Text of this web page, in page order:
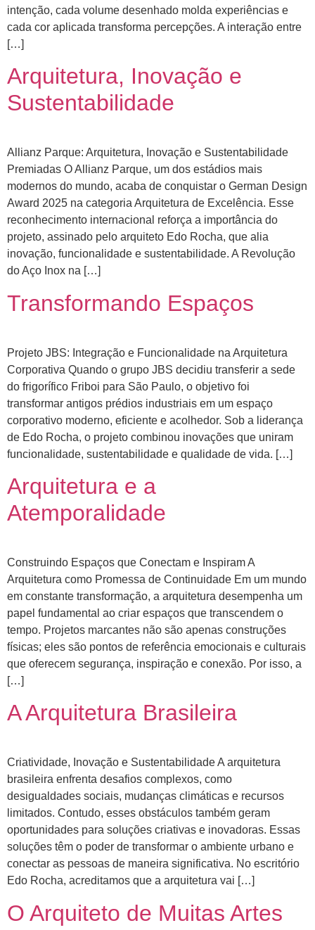
intenção, cada volume desenhado molda experiências e
cada cor aplicada transforma percepções. A interação entre
[…]
Arquitetura, Inovação e
Sustentabilidade
Allianz Parque: Arquitetura, Inovação e Sustentabilidade
Premiadas O Allianz Parque, um dos estádios mais
modernos do mundo, acaba de conquistar o German Design
Award 2025 na categoria Arquitetura de Excelência. Esse
reconhecimento internacional reforça a importância do
projeto, assinado pelo arquiteto Edo Rocha, que alia
inovação, funcionalidade e sustentabilidade. A Revolução
do Aço Inox na […]
Transformando Espaços
Projeto JBS: Integração e Funcionalidade na Arquitetura
Corporativa Quando o grupo JBS decidiu transferir a sede
do frigorífico Friboi para São Paulo, o objetivo foi
transformar antigos prédios industriais em um espaço
corporativo moderno, eficiente e acolhedor. Sob a liderança
de Edo Rocha, o projeto combinou inovações que uniram
funcionalidade, sustentabilidade e qualidade de vida. […]
Arquitetura e a
Atemporalidade
Construindo Espaços que Conectam e Inspiram A
Arquitetura como Promessa de Continuidade Em um mundo
em constante transformação, a arquitetura desempenha um
papel fundamental ao criar espaços que transcendem o
tempo. Projetos marcantes não são apenas construções
físicas; eles são pontos de referência emocionais e culturais
que oferecem segurança, inspiração e conexão. Por isso, a
[…]
A Arquitetura Brasileira
Criatividade, Inovação e Sustentabilidade A arquitetura
brasileira enfrenta desafios complexos, como
desigualdades sociais, mudanças climáticas e recursos
limitados. Contudo, esses obstáculos também geram
oportunidades para soluções criativas e inovadoras. Essas
soluções têm o poder de transformar o ambiente urbano e
conectar as pessoas de maneira significativa. No escritório
Edo Rocha, acreditamos que a arquitetura vai […]
O Arquiteto de Muitas Artes